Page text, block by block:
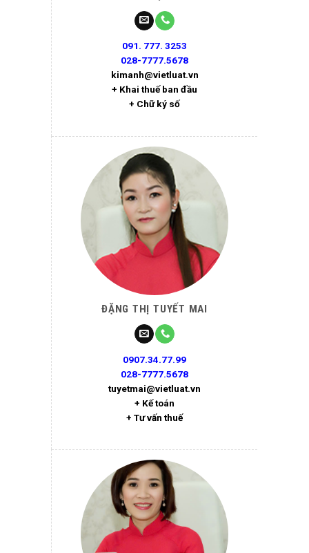
091. 777. 3253
028-7777.5678
kimanh@vietluat.vn
+ Khai thuế ban đầu
+ Chữ ký số
ĐẶNG THỊ TUYẾT MAI
0907.34.77.99
028-7777.5678
tuyetmai@vietluat.vn
+ Kế toán
+ Tư vấn thuế